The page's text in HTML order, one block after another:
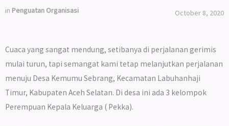
in Penguatan Organisasi October 8, 2020
Cuaca yang sangat mendung, setibanya di perjalanan gerimis
mulai turun, tapi semangat kami tetap melanjutkan perjalanan
menuju Desa Kemumu Sebrang, Kecamatan Labuhanhaji
Timur, Kabupaten Aceh Selatan. Di desa ini ada 3 kelompok
Perempuan Kepala Keluarga ( Pekka).